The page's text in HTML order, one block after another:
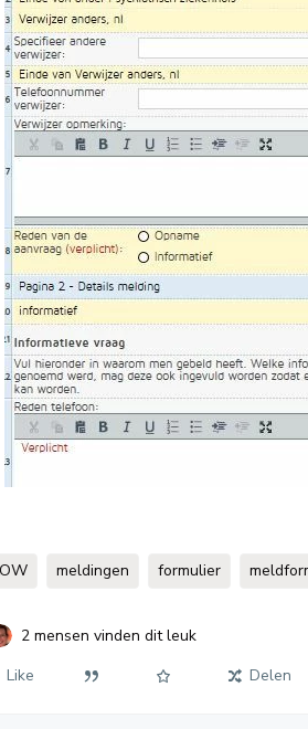
meldingen formulier
2 mensen vinden dit leuk
Like
Delen